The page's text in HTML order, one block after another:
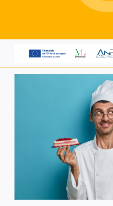
Richiedi informazioni